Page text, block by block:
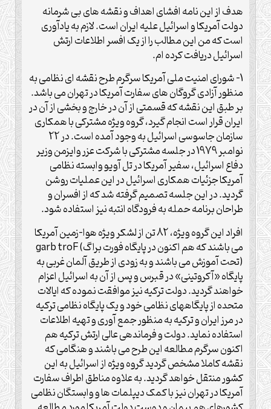
هدف از این نامه افشای اهداف و نقشه های بی شرمانه
دولت آمریکا و اسرائیل علیه ایران است. لازم به یادآوری
است که من این مطالب را از یک افسر اطلاعات ارتش
اسرائیل دریافت کرده ام.
1- شورای امنیت ملی آمریکا سرگرم طرح نقشه ای نظامی به
منظور آزادی گروگان های سفارت آمریکا در تهران می باشد.
بر طبق این نقشه که قسمتی از آن در خارج و بخشی از آن در
ایران قرار است انجام گیرد، گروه ویژه مشترکی با همکاری
سازمان جاسوسی اسرائیل به وجود آمده است. در 22
نوامبر 1979 در جلسه مشترکی با شرکت عزر وایزمن وزیر
دفاع اسرائیل، سفیر آمریکا در تل آویو وابسته نظامی
آمریکا جزئیات همکاری اسرائیل در این عملیات روشن
گردید. در این جلسه تصمیم گرفته شد که از افسران و
طراحان برنامه حمله به فرودگاه انتبه نیز استفاده شود.
افراد این گروه ویژه، 82 تن از لشکر ویژه هوا-زمین آمریکا
می باشند که هم اکنون در پایگاه فورت براگ) garb troF
(تحت آموزش می باشند و به زودی از طریق آلمان غربی به
پایگاه «آکروتینی» در قبرس و پس از آن به اسرائیل اعزام
خواهند گردید. دولت ترکیه نیز موافقت نموده که ایالات
متحده از پایگاههای نظامی خود و یک پایگاه نظامی ترکیه
در مرز ایران و ترکیه به منظور جمع آوری و تهیه اطلاعات
استفاده نماید. دولت و فرماندهی عالی ارتش ترکیه هم
اکنون سرگرم مطالعه این طرح می باشند و هنگامی که
نقشه کاملا مشخص گردید گروه ویژه از اسرائیل به این
کشور منتقل خواهد گردید. به علاوه مناطق اطراف سفارت
آمریکا در تهران نیز با کمک دیپلمات ها و وابستگان نظامی